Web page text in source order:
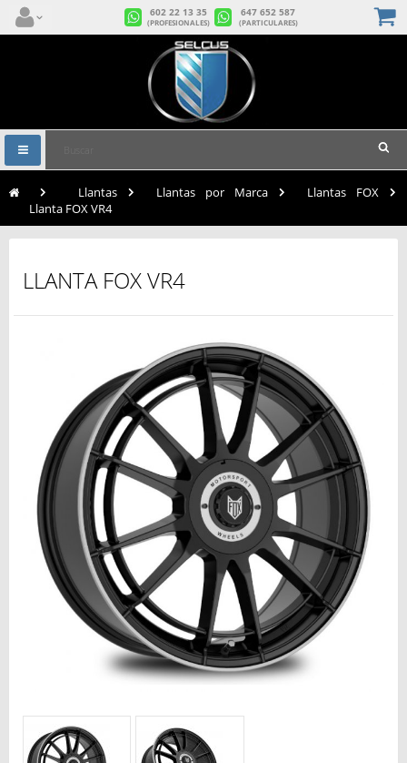
602 22 13 35
(PROFESIONALES)
647 652 587
(PARTICULARES)
Navegación
Toggle
Llantas Llantas por Marca
Llantas FOX
Llanta FOX VR4
LLANTA FOX VR4